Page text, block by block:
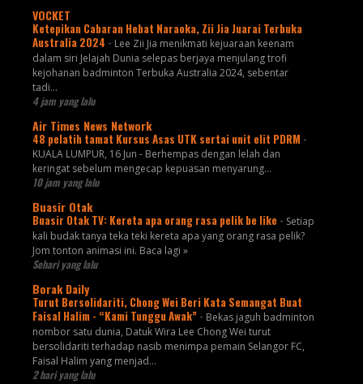
VOCKET
Ketepikan Cabaran Hebat Naraoka, Zii Jia Juarai Terbuka
Australia 2024 - Lee Zii Jia menikmati kejuaraan keenam
dalam siri Jelajah Dunia selepas berjaya menjulang trofi
kejohanan badminton Terbuka Australia 2024, sebentar
tadi...
4 jam yang lalu
Air Times News Network
48 pelatih tamat Kursus Asas UTK sertai unit elit PDRM -
KUALA LUMPUR, 16 Jun - Berhempas dengan lelah dan
keringat sebelum mengecap kepuasan menyarung…
10 jam yang lalu
Buasir Otak
Buasir Otak TV: Kereta apa orang rasa pelik be like - Setiap
kali budak tanya teka teki kereta apa yang orang rasa pelik?
Jom tonton animasi ini. Baca lagi »
Sehari yang lalu
Borak Daily
Turut Bersolidariti, Chong Wei Beri Kata Semangat Buat
Faisal Halim - “Kami Tunggu Awak” - Bekas jaguh badminton
nombor satu dunia, Datuk Wira Lee Chong Wei turut
bersolidariti terhadap nasib menimpa pemain Selangor FC,
Faisal Halim yang menjad...
2 hari yang lalu